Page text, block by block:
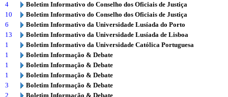
4
Boletim Informativo do Conselho dos Oficiais de Justiça
10
Boletim Informativo do Conselho dos Oficiais de Justiça
6
Boletim Informativo da Universidade Lusíada do Porto
13
Boletim Informativo da Universidade Lusíada de Lisboa
1
Boletim Informativo da Universidade Católica Portuguesa
1
Boletim Informação & Debate
1
Boletim Informação & Debate
1
Boletim Informação & Debate
3
Boletim Informação & Debate
2
Boletim Informação & Debate